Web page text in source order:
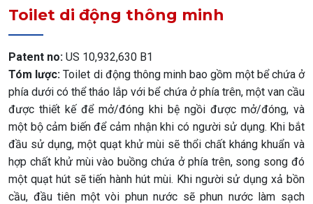
Toilet di động thông minh
Patent no: US 10,932,630 B1
Tóm lược: Toilet di động thông minh bao gồm một bể chứa ở
phía dưới có thể tháo lắp với bể chứa ở phía trên, một van cầu
được thiết kế để mở/đóng khi bệ ngồi được mở/đóng, và
một bộ cảm biến để cảm nhận khi có người sử dụng. Khi bắt
đầu sử dụng, một quạt khử mùi sẽ thổi chất kháng khuẩn và
hợp chất khử mùi vào buồng chứa ở phía trên, song song đó
một quạt hút sẽ tiến hành hút mùi. Khi người sử dụng xả bồn
cầu, đầu tiên một vòi phun nước sẽ phun nước làm sạch